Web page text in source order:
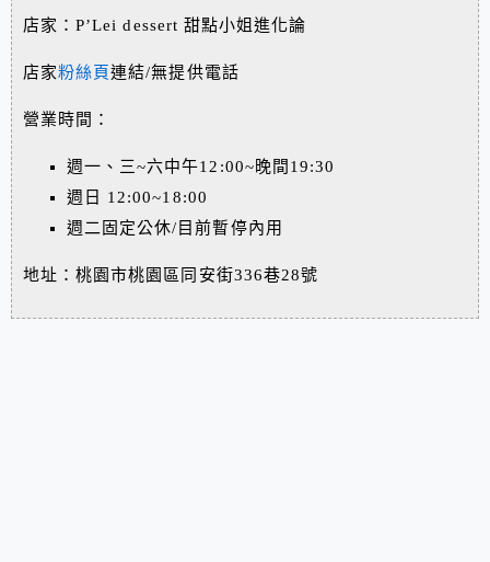
店家：P’Lei dessert 甜點小姐進化論
店家粉絲頁連結/無提供電話
營業時間：
週一、三~六中午12:00~晚間19:30
週日 12:00~18:00
週二固定公休/目前暫停內用
地址：桃園市桃園區同安街336巷28號